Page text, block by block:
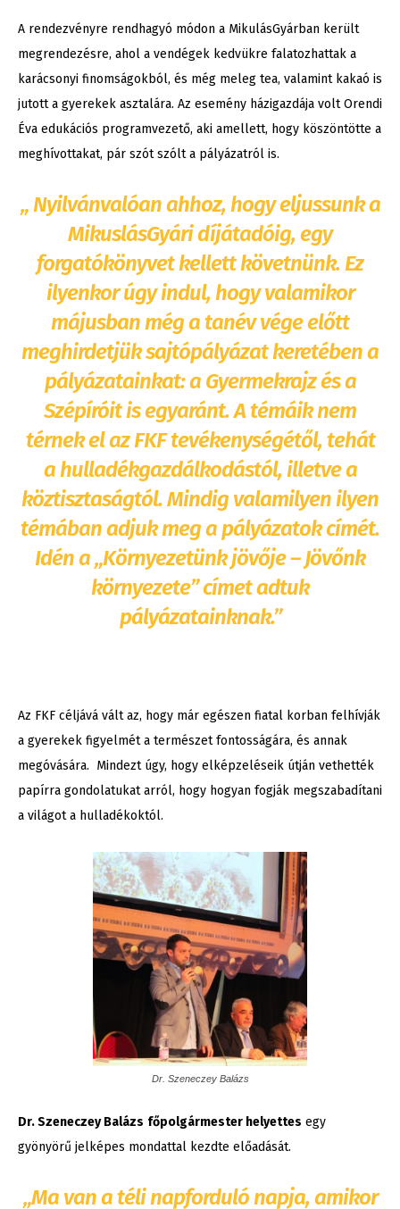
A rendezvényre rendhagyó módon a MikulásGyárban került
megrendezésre, ahol a vendégek kedvükre falatozhattak a
karácsonyi finomságokból, és még meleg tea, valamint kakaó is
jutott a gyerekek asztalára. Az esemény házigazdája volt Orendi
Éva edukációs programvezető, aki amellett, hogy köszöntötte a
meghívottakat, pár szót szólt a pályázatról is.
„ Nyilvánvalóan ahhoz, hogy eljussunk a
MikuslásGyári díjátadóig, egy
forgatókönyvet kellett követnünk. Ez
ilyenkor úgy indul, hogy valamikor
májusban még a tanév vége előtt
meghirdetjük sajtópályázat keretében a
pályázatainkat: a Gyermekrajz és a
Szépíróit is egyaránt. A témáik nem
térnek el az FKF tevékenységétől, tehát
a hulladékgazdálkodástól, illetve a
köztisztaságtól. Mindig valamilyen ilyen
témában adjuk meg a pályázatok címét.
Idén a „Környezetünk jövője – Jövőnk
környezete” címet adtuk
pályázatainknak.”
Az FKF céljává vált az, hogy már egészen fiatal korban felhívják
a gyerekek figyelmét a természet fontosságára, és annak
megóvására. Mindezt úgy, hogy elképzeléseik útján vethették
papírra gondolatukat arról, hogy hogyan fogják megszabadítani
a világot a hulladékoktól.
Dr. Szeneczey Balázs
Dr. Szeneczey Balázs főpolgármester helyettes egy
gyönyörű jelképes mondattal kezdte előadását.
„Ma van a téli napforduló napja, amikor